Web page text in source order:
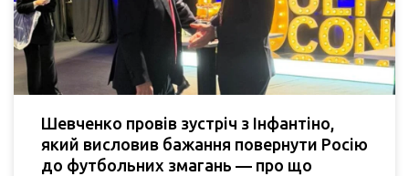
Шевченко провів зустріч з Інфантіно,
який висловив бажання повернути Росію
до футбольних змагань — про що